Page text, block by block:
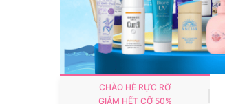
CHÀO HÈ RỰC RỠ
GIẢM HẾT CỠ 50%